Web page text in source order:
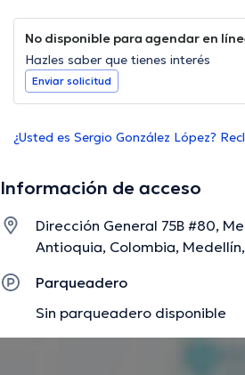
No disponible para agendar en
Hazles saber que tienes interés
Enviar solicitud
¿Usted es Sergio González López?
Información de acceso
Dirección General 75B #80,
Antioquia, Colombia,
Parqueadero
Sin parqueadero disponible